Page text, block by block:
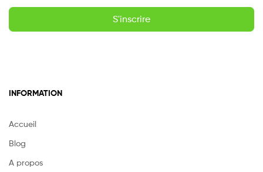
S'inscrire
INFORMATION
Accueil
Blog
A propos